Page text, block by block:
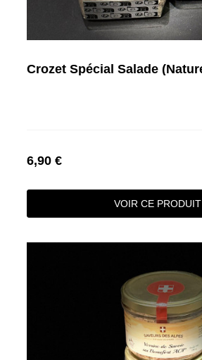
6,90 €
VOIR CE PRODUIT